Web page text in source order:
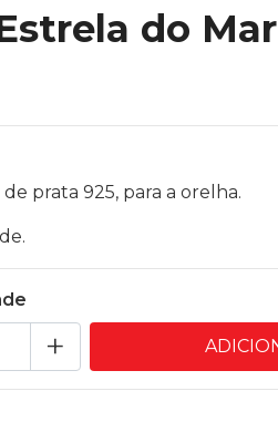
do Mar
prata 925, para a orelha.
+